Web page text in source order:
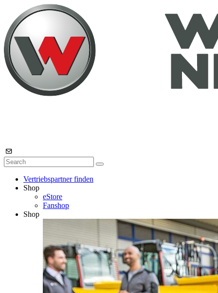
Vertriebspartner finden
Shop
eStore
Fanshop
Shop